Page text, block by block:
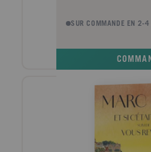
prémonition... Pourtant,
Istanbul. Des bazars
les vieilles ruelles de la
assemblent les pièces
peu les secrets d'un
SUR COMMANDE EN 2-4